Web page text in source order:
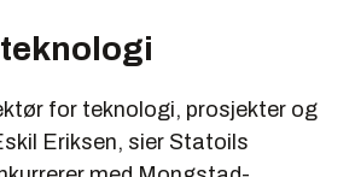
for teknologi, prosjekter og
Eriksen, sier Statoils